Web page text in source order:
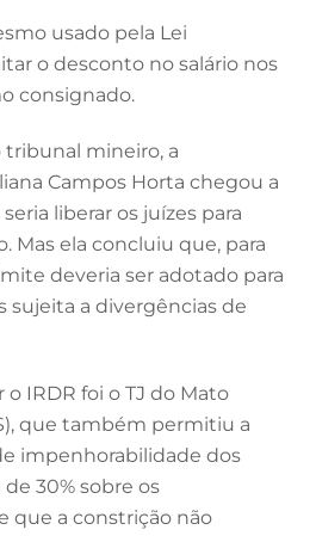
usado pela Lei
o desconto no salário nos
consignado.
tribunal mineiro, a
Campos Horta chegou a
liberar os juízes para
Mas ela concluiu que, para
deveria ser adotado para
sujeita a divergências de
IRDR foi o TJ do Mato
que também permitiu a
impenhorabilidade dos
30% sobre os
que a constrição não